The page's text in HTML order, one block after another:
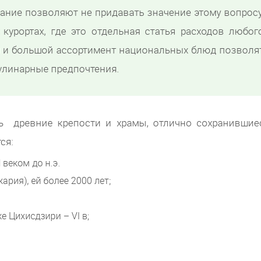
позволяют не придавать значение этому
где это отдельная статья расходов
и большой ассортимент национальных блюд
предпочтения.
древние крепости и храмы, отлично
до н.э.
ей более 2000 лет;
Цихисдзири – VI в;